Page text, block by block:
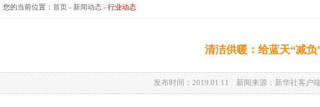
您的当前位置： 首页 - 新闻动态 - 行业动态
清洁供暖：给蓝天“减负
发布时间：2019.01.11 新闻来源：新华社客户